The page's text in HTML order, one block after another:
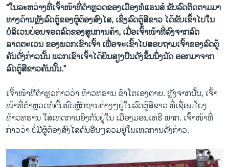
“ໃນລະຫວ່າງທີ່ເຈົ້າໜ້າທີ່ຕໍາຫຼວດຂອງເມືອງທໍແຣນສ໌ ຂັບລົດຕິດຕາມມາ
ທາງດ້ານຫຼັງລົດຕູ້ຂອງຜູ້ຕ້ອງສົງໄສ, ເຊິ່ງລົດຕູ້ສີຂາວ ໄດ້ຂັບເຂົ້າໄປໃນ
ບໍລິເວນບ່ອນຈອດລົດຂອງສູນການຄ້າ, ເມື່ອເຈົ້າໜ້າທີ່ລົງຈາກລົດ
ລາດຕະເວນ ຂອງພວກເຂົາເຈົ້າ ເພື່ອຈະເຂົ້າໄປສອບຖາມເຈົ້າຂອງລົດຕູ້
ຄັນດັ່ງກ່າວນັ້ນ ພວກເຂົາເຈົ້າໄດ້ຍິນສຽງປືນດັງຂຶ້ນນຶ່ງນັດ ອອກມາຈາກ
ລົດຕູ້ສີຂາວຄັນນັ້ນ.”
ເຈົ້າໜ້າທີ່ຕໍາຫຼວກ່າວວ່າ ທ້າວທຣານ ຂ້າໂຕເອງຕາຍ. ຫຼັງຈາກນັ້ນ, ເຈົ້າ
ໜ້າທີ່ຕໍາຫຼວດກໍຄົ້ນພົບຫຼັກຖານຕ່າງໆຢູ່ໃນລົດຕູ້ສີຂາວ ທີ່ເຊື່ອມໂຍງ​
ທ້າວທຣານ ໃສ່ເຫດການຍິງກັນຢູ່ໃນ ເມືອງມອນເທຣີ ພາກ. ເຈົ້າໜ້າທີ່
ກ່າວວ່າ ບໍ່ມີຜູ້ຕ້ອງສົງໄສຄົນອື່ນໆລວມຢູ່ໃນເຫດການດັ່ງກ່າວ.